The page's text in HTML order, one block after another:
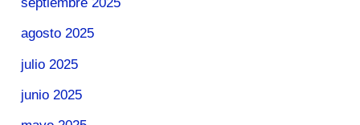
agosto 2025
julio 2025
junio 2025